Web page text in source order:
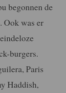
begonnen de
Ook was er
burgers.
Paris
Haddish,